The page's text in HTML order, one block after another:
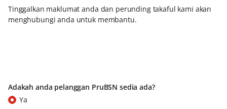
Tinggalkan maklumat anda dan perunding takaful kami akan
menghubungi anda untuk membantu.
Adakah anda pelanggan PruBSN sedia ada?
Ya